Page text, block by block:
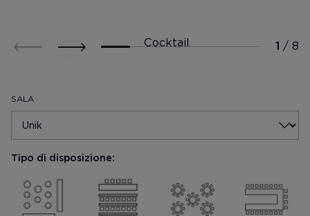
Cocktail
Mostrar foto Mostrar foto
SALA
Tipo di disposizione: